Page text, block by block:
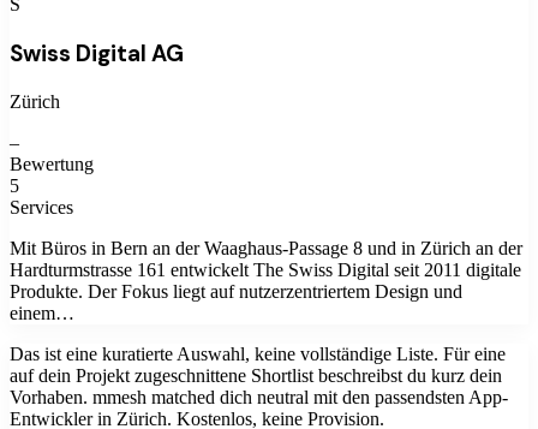
S
Swiss Digital AG
Zürich
–
Bewertung
5
Services
Mit Büros in Bern an der Waaghaus-Passage 8 und in Zürich an der
Hardturmstrasse 161 entwickelt The Swiss Digital seit 2011 digitale
Produkte. Der Fokus liegt auf nutzerzentriertem Design und
einem…
Das ist eine kuratierte Auswahl, keine vollständige Liste. Für eine
auf dein Projekt zugeschnittene Shortlist beschreibst du kurz dein
Vorhaben. mmesh matched dich neutral mit den passendsten App-
Entwicklerin Zürich. Kostenlos, keine Provision.